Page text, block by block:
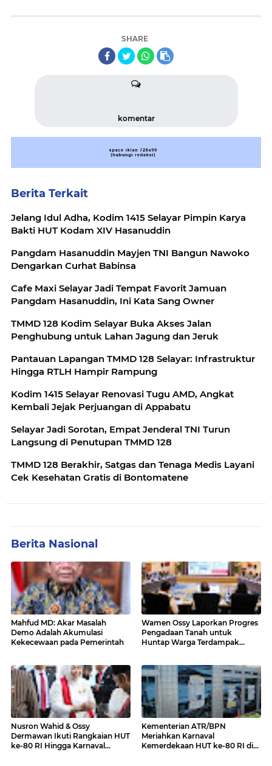
SHARE
komentar
Berita Terkait
Jelang Idul Adha, Kodim 1415 Selayar Pimpin Karya
Bakti HUT Kodam XIV Hasanuddin
Pangdam Hasanuddin Mayjen TNI Bangun Nawoko
Dengarkan Curhat Babinsa
Cafe Maxi Selayar Jadi Tempat Favorit Jamuan
Pangdam Hasanuddin, Ini Kata Sang Owner
TMMD 128 Kodim Selayar Buka Akses Jalan
Penghubung untuk Lahan Jagung dan Jeruk
Pantauan Lapangan TMMD 128 Selayar: Infrastruktur
Hingga RTLH Hampir Rampung
Kodim 1415 Selayar Renovasi Tugu AMD, Angkat
Kembali Jejak Perjuangan di Appabatu
Selayar Jadi Sorotan, Empat Jenderal TNI Turun
Langsung di Penutupan TMMD 128
TMMD 128 Berakhir, Satgas dan Tenaga Medis Layani
Cek Kesehatan Gratis di Bontomatene
Berita Nasional
Mahfud MD: Akar Masalah
Demo Adalah Akumulasi
Kekecewaan pada Pemerintah
Wamen Ossy Laporkan Progres
Pengadaan Tanah untuk
Huntap Warga Terdampak
Nusron Wahid & Ossy
Dermawan Ikuti Rangkaian HUT
ke-80 RI Hingga Karnaval
Kementerian ATR/BPN
Meriahkan Karnaval
Kemerdekaan HUT ke-80 RI di